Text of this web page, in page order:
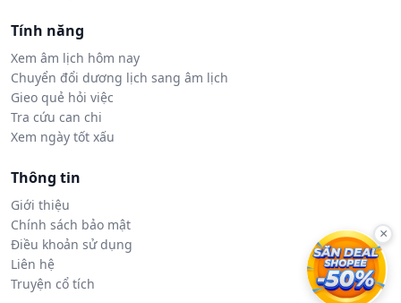
Tính năng
Xem âm lịch hôm nay
Chuyển đổi dương lịch sang âm lịch
Gieo quẻ hỏi việc
Tra cứu can chi
Xem ngày tốt xấu
Thông tin
Giới thiệu
Chính sách bảo mật
Điều khoản sử dụng
Liên hệ
Truyện cổ tích
×